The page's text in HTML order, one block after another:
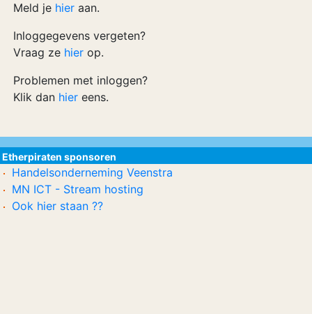
Meld je hier aan.
Inloggegevens vergeten?
Vraag ze hier op.
Problemen met inloggen?
Klik dan hier eens.
Etherpiraten sponsoren
Handelsonderneming Veenstra
MN ICT - Stream hosting
Ook hier staan ??